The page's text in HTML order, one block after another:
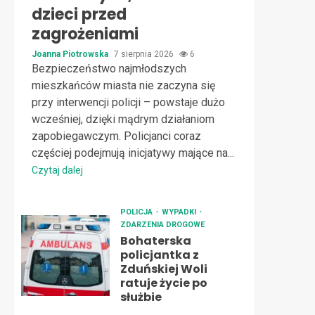
dzieci przed
zagrożeniami
Joanna Piotrowska 7 sierpnia 2026 6
Bezpieczeństwo najmłodszych
mieszkańców miasta nie zaczyna się
przy interwencji policji – powstaje dużo
wcześniej, dzięki mądrym działaniom
zapobiegawczym. Policjanci coraz
częściej podejmują inicjatywy mające na...
Czytaj dalej
POLICJA
WYPADKI
ZDARZENIA DROGOWE
Bohaterska
policjantka z
Zduńskiej Woli
ratuje życie po
służbie